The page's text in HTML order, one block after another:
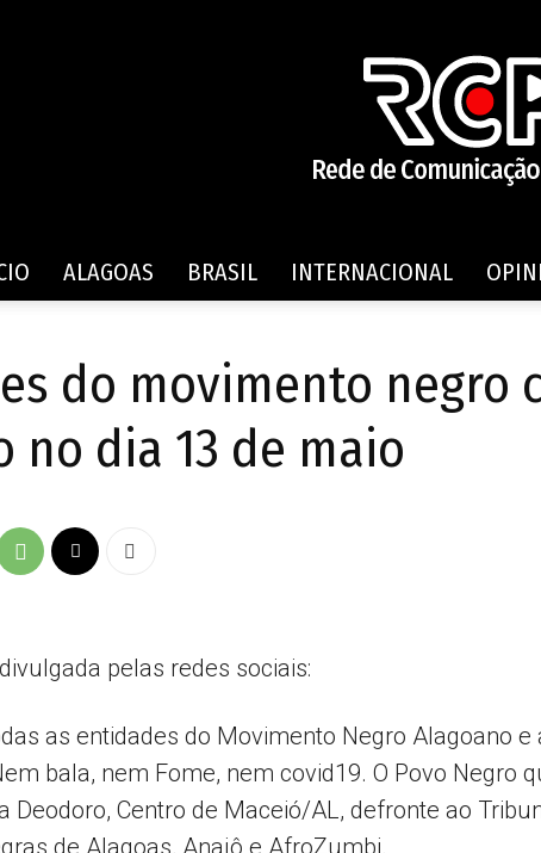
Popular
ALAGOAS BRASIL INTERNACIONAL
do movimento negro
no dia 13 de maio
pelas redes sociais:
as entidades do Movimento Negro Alagoano
bala, nem Fome, nem covid19. O Povo Negro
Deodoro, Centro de Maceió/AL, defronte ao
de Alagoas, Anajô e AfroZumbi.